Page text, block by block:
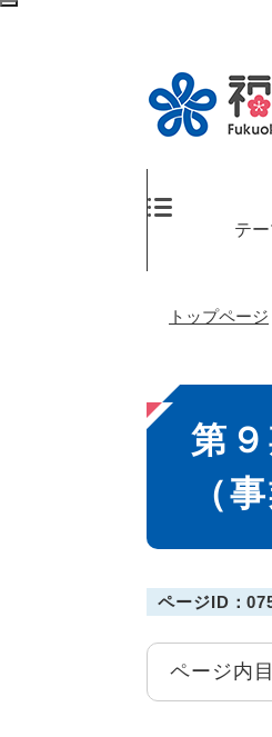
ペ
テ
トップページ
本
文
第
（
ページID：
ページ内